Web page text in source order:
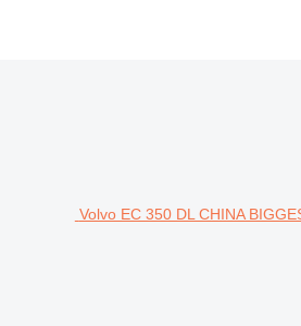
Volvo EC 350 DL CHINA